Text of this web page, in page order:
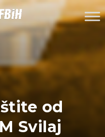
od
Svilaj